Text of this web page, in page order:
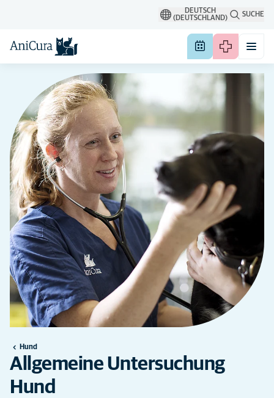
DEUTSCH
(DEUTSCHLAND)
SUCHE
Hund
Allgemeine Untersuchung
Hund